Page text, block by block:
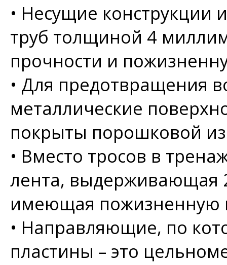
• Несущие конструкции
труб толщиной 4
прочности и
• Для предотвращения
металлические
покрыты порошковой
• Вместо тросов в
лента, выдерживающая
имеющая пожизненную
• Направляющие, по
пластины – это